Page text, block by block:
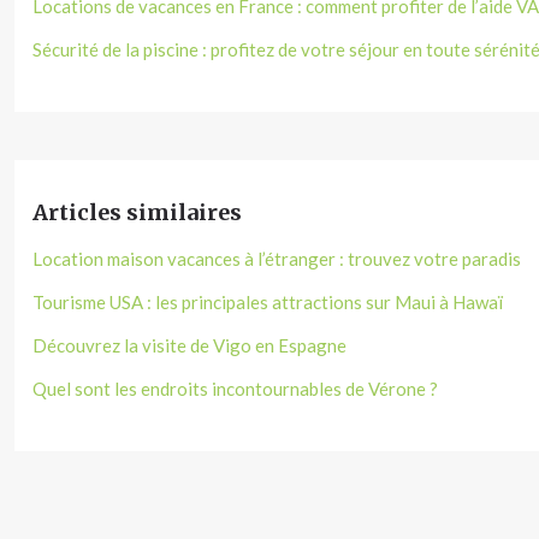
Locations de vacances en France : comment profiter de l’aide
Sécurité de la piscine : profitez de votre séjour en toute sérénité
Articles similaires
Location maison vacances à l’étranger : trouvez votre paradis
Tourisme USA : les principales attractions sur Maui à Hawaï
Découvrez la visite de Vigo en Espagne
Quel sont les endroits incontournables de Vérone ?